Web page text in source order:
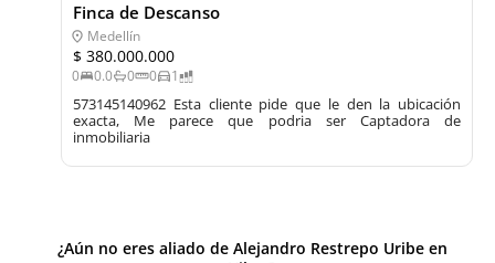
Finca de Descanso
Medellín
$ 380.000.000
0 0.0 0 0 1
573145140962 Esta cliente pide que le den la ubicación
exacta, Me parece que podria ser Captadora de
inmobiliaria
¿Aún no eres aliado de Alejandro Restrepo Uribeen